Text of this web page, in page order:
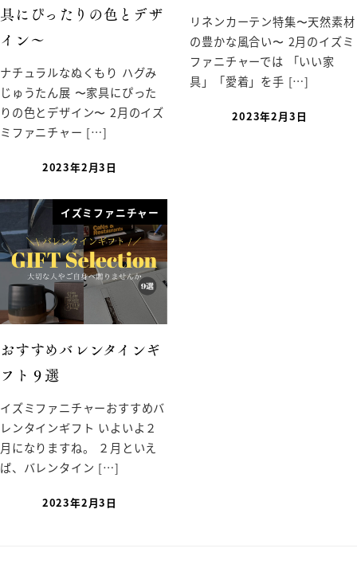
具にぴったりの色とデザ
イン〜
ナチュラルなぬくもり ハグみ
じゅうたん展 〜家具にぴった
りの色とデザイン〜 2月のイズ
ミファニチャー […]
2023年2月3日
リネンカーテン特集〜天然素材
の豊かな風合い〜 2月のイズミ
ファニチャーでは 「いい家
具」「愛着」を手 […]
2023年2月3日
イズミファニチャー
おすすめバレンタインギ
フト９選
イズミファニチャーおすすめバ
レンタインギフト いよいよ２
月になりますね。 ２月といえ
ば、バレンタイン […]
2023年2月3日